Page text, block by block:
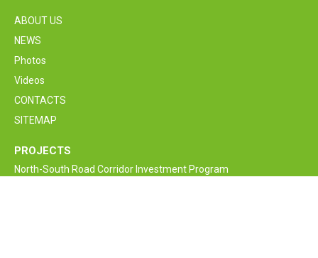
ABOUT US
NEWS
Photos
Videos
CONTACTS
SITEMAP
PROJECTS
North-South Road Corridor Investment Program